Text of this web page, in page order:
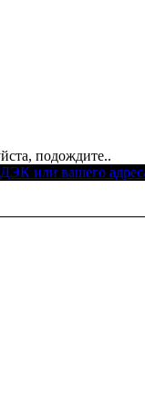
подождите..
или вашего